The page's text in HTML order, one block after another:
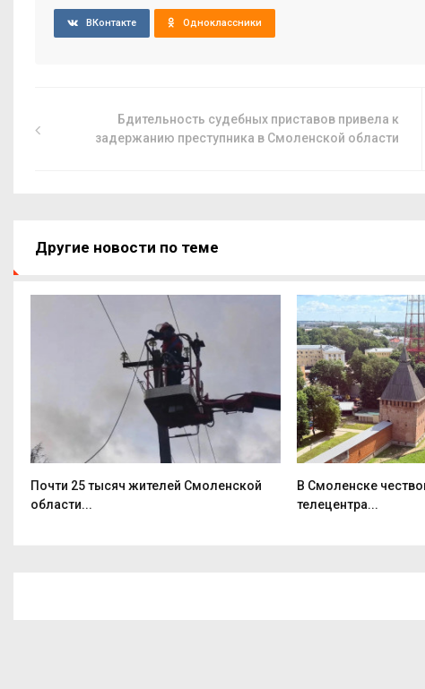
ВКонтакте Одноклассники
Бдительность судебных приставов привела к
задержанию преступника в Смоленской области
Другие новости по теме
Почти 25 тысяч жителей Смоленской
области...
В Смоленске
телецентра...